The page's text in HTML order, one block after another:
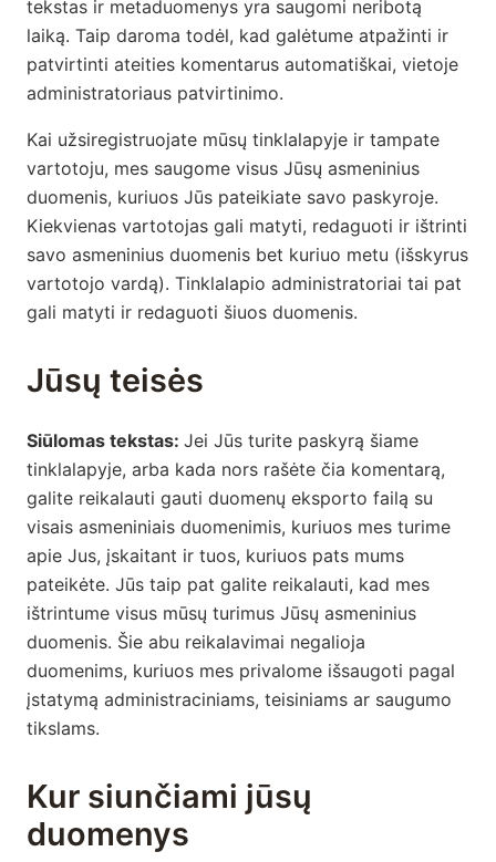
tekstas ir metaduomenys yra saugomi neribotą
laiką. Taip daroma todėl, kad galėtume atpažinti ir
patvirtinti ateities komentarus automatiškai, vietoje
administratoriaus patvirtinimo.
Kai užsiregistruojate mūsų tinklalapyje ir tampate
vartotoju, mes saugome visus Jūsų asmeninius
duomenis, kuriuos Jūs pateikiate savo paskyroje.
Kiekvienas vartotojas gali matyti, redaguoti ir ištrinti
savo asmeninius duomenis bet kuriuo metu (išskyrus
vartotojo vardą). Tinklalapio administratoriai tai pat
gali matyti ir redaguoti šiuos duomenis.
Jūsų teisės
Siūlomas tekstas: Jei Jūs turite paskyrą šiame
tinklalapyje, arba kada nors rašėte čia komentarą,
galite reikalauti gauti duomenų eksporto failą su
visais asmeniniais duomenimis, kuriuos mes turime
apie Jus, įskaitant ir tuos, kuriuos pats mums
pateikėte. Jūs taip pat galite reikalauti, kad mes
ištrintume visus mūsų turimus Jūsų asmeninius
duomenis. Šie abu reikalavimai negalioja
duomenims, kuriuos mes privalome išsaugoti pagal
įstatymą administraciniams, teisiniams ar saugumo
tikslams.
Kur siunčiami jūsų
duomenys